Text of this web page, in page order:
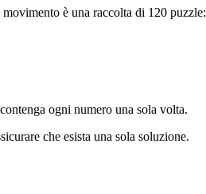
è una raccolta di 120 puzzle:
ogni numero una sola volta.
che esista una sola soluzione.